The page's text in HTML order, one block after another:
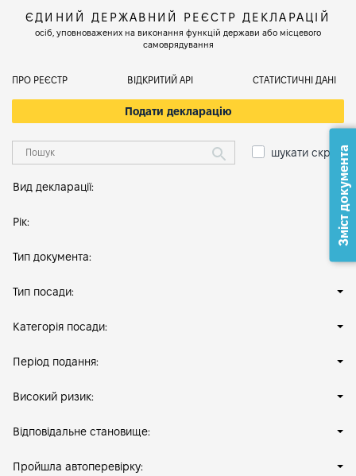
ЄДИНИЙ ДЕРЖАВНИЙ РЕЄСТР ДЕКЛАРАЦІЙ
осіб, уповноважених на виконання функцій держави або місцевого
самоврядування
ПРО РЕЄСТР ВІДКРИТИЙ АРІ СТАТИСТИЧНІ ДАНІ
Подати декларацію
шукати скрізь
Вид декларації:
Рік:
Тип документа:
Тип посади:
Категорія посади:
Період подання:
Високий ризик:
Відповідальне становище:
Пройшла автоперевірку:
Зміст документа